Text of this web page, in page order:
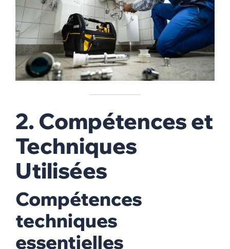
2. Compétences et
Techniques
Utilisées
Compétences
techniques
essentielles